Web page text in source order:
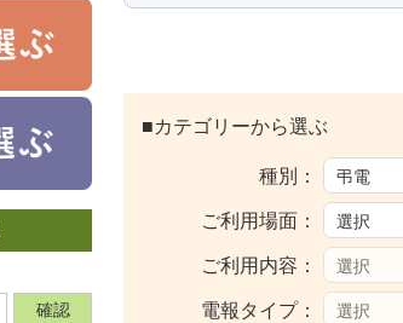
■カテゴリーから選ぶ
種別：
ご利用場面：
ご利用内容：
電報タイプ：